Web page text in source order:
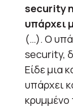
security
υπάρχει
(…). Ο
security,
Είδε μια
υπάρχει
κρυμμένο